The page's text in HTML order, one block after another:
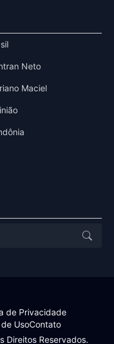
Neto
Maciel
Direitos Reservados.
de Privacidade
UsoContato